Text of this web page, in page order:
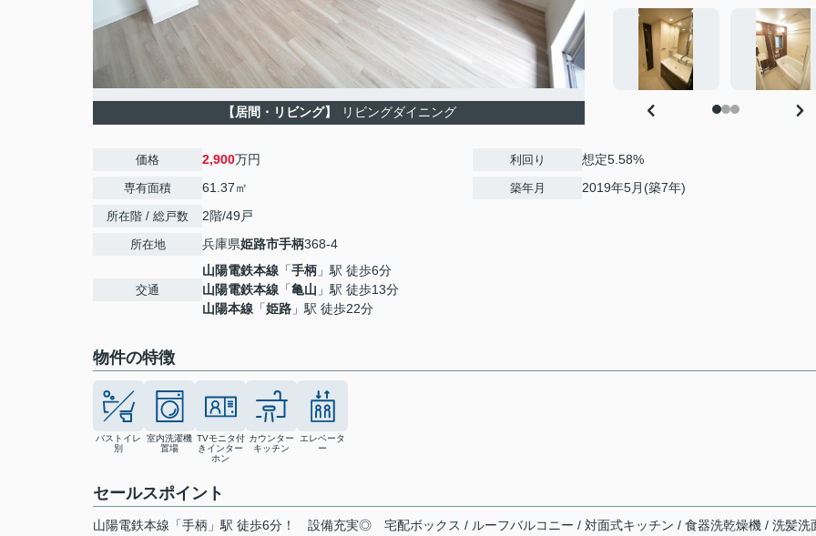
【居間・リビング】 リビングダイニング
価格 2,900万円
専有面積 61.37㎡
所在階 / 総戸数 2階/49戸
所在地 兵庫県姫路市手柄368-4
交通
山陽電鉄本線 「手柄 」駅 徒歩6分
山陽電鉄本線 「亀山 」駅 徒歩13分
山陽本線 「姫路 」駅 徒歩22分
利回り 想定5.58%
築年月 2019年5月(築7年)
物件の特徴
バストイレ
別
室内洗濯機
置場
TVモニタ付
きインター
ホン
カウンター
キッチン
エレベータ
ー
セールスポイント
山陽電鉄本線「手柄」駅 徒歩6分！ 設備充実◎ 宅配ボックス / ルーフバルコニー / 対面式キッチン / 食器洗乾燥機 / 洗髪洗